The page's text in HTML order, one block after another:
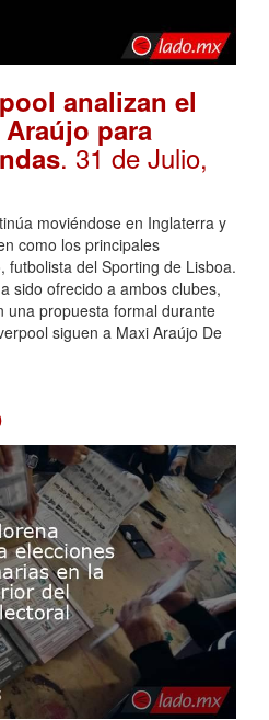
analizan el
para
. 31 de Julio,
moviéndose en Inglaterra y
como los principales
futbolista del Sporting de Lisboa.
sido ofrecido a ambos clubes,
una propuesta formal durante
siguen a Maxi Araújo De